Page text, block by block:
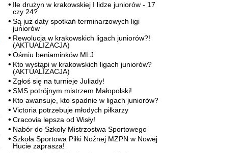
Ile drużyn w krakowskiej I lidze juniorów - 17
czy 24?
Są już daty spotkań terminarzowych ligi
juniorów
Rewolucja w krakowskich ligach juniorów?!
(AKTUALIZACJA)
Ośmiu beniaminków MLJ
Kto wystąpi w krakowskich ligach juniorów?
(AKTUALIZACJA)
Zgłoś się na turnieje Juliady!
SMS potrójnym mistrzem Małopolski!
Kto awansuje, kto spadnie w ligach juniorów?
Victoria potrzebuje młodych piłkarzy
Cracovia lepsza od Wisły!
Nabór do Szkoły Mistrzostwa Sportowego
Szkoła Sportowa Piłki Nożnej MZPN w Nowej
Hucie zaprasza!